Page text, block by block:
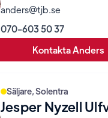
anders@tjb.se
070-603 50 37
Kontakta Anders
Säljare, Solentra
Jesper Nyzell